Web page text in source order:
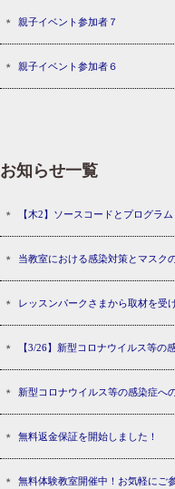
親子イベント参加者７
親子イベント参加者６
お知らせ一覧
【木2】ソースコードとプログラム
当教室における感染対策とマスク
レッスンパークさまから取材を受
【3/26】新型コロナウイルス等の
新型コロナウイルス等の感染症へ
無料返金保証を開始しました！
無料体験教室開催中！お気軽にご